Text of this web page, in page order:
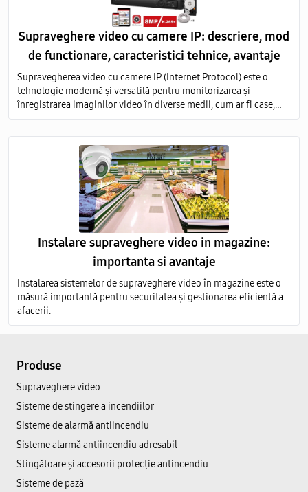
Supraveghere video cu camere IP: descriere, mod
de functionare, caracteristici tehnice, avantaje
Supravegherea video cu camere IP (Internet Protocol) este o
tehnologie modernă și versatilă pentru monitorizarea și
înregistrarea imaginilor video în diverse medii, cum ar fi case,
birouri, clădiri comerciale, instituții publice și industriale.
Instalare supraveghere video in magazine:
importanta si avantaje
Instalarea sistemelor de supraveghere video în magazine este o
măsură importantă pentru securitatea și gestionarea eficientă a
afacerii.
Produse
Supraveghere video
Sisteme de stingere a incendiilor
Sisteme de alarmă antiincendiu
Sisteme alarmă antiincendiu adresabil
Stingătoare și accesorii protecție antincendiu
Sisteme de pază